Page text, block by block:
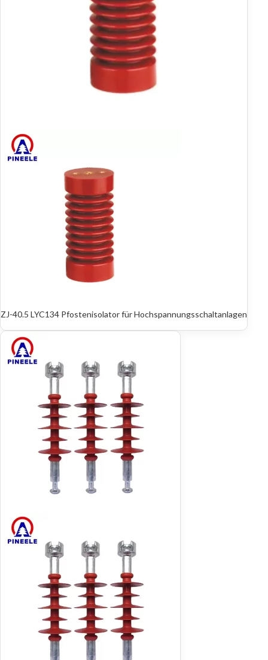
ZJ-40.5 LYC134 Pfostenisolator für Hochspannungsschaltanlagen